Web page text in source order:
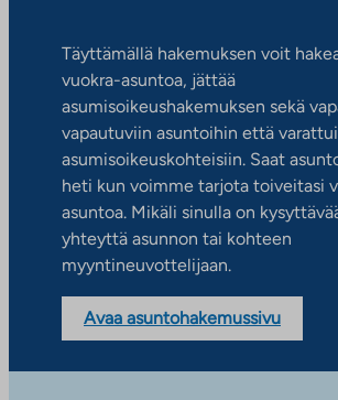
Täyttämällä hakemuksen voit
vuokra-asuntoa, jättää
asumisoikeushakemuksen sekä
vapautuviin asuntoihin että
asumisoikeuskohteisiin. Saat
heti kun voimme tarjota toiveitasi
asuntoa. Mikäli sinulla on
yhteyttä asunnon tai kohteen
myyntineuvottelijaan.
Avaa asuntohakemussivu